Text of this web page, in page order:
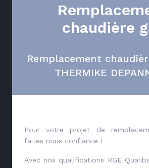
chaudière
Remplacement
THERMIKE
Pour votre projet de
faites nous confiance !
Avec nos qualifications RGE